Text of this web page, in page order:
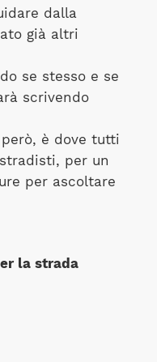
dalla
già altri
se stesso e se
scrivendo
è dove tutti
per un
per ascoltare
la strada